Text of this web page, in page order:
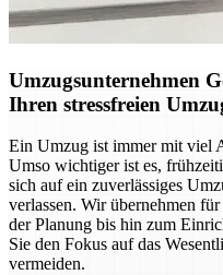
Umzugsunternehmen
Ihren stressfreien
Ein Umzug ist immer mit viel
Umso wichtiger ist es,
sich auf ein zuverlässiges
verlassen. Wir übernehmen
der Planung bis hin zum
Sie den Fokus auf das
vermeiden.